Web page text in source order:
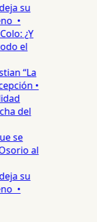
su
•
¿Y
el
“La
•
del
se
al
su
•